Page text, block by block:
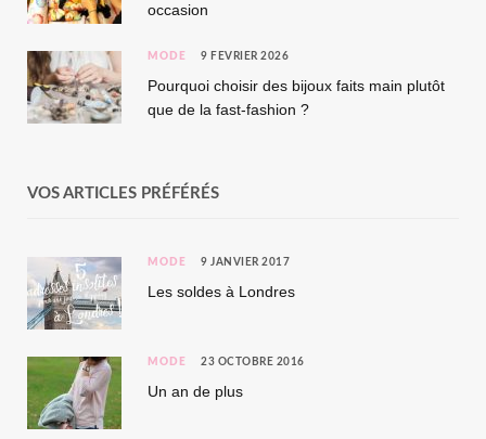
occasion
MODE 9 FÉVRIER 2026
Pourquoi choisir des bijoux faits main plutôt
que de la fast-fashion ?
VOS ARTICLES PRÉFÉRÉS
MODE 9 JANVIER 2017
Les soldes à Londres
MODE 23 OCTOBRE 2016
Un an de plus